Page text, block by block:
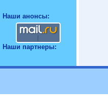
Наши анонсы:
Наши партнеры: